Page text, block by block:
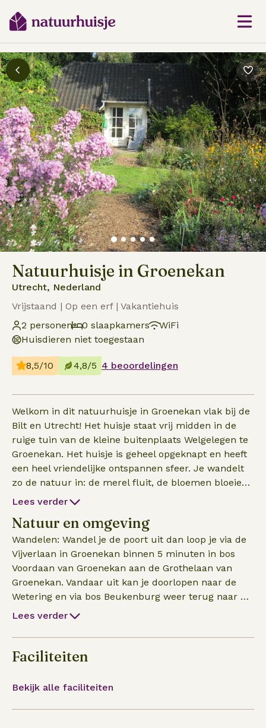
Natuurhuisje in Groenekan
Utrecht, Nederland
Vrijstaand | Op een erf | Vakantiehuis
2 personen
0 slaapkamers
WiFi
Huisdieren niet toegestaan
8,5/10 4,8/5 4 beoordelingen
Welkom in dit natuurhuisje in Groenekan vlak bij de
Bilt en Utrecht! Het huisje staat vrij midden in de
ruige tuin van de kleine buitenplaats Welgelegen te
Groenekan. Het huisje is geheel opgeknapt en heeft
een heel vriendelijke ontspannen sfeer. Je wandelt
zo de natuur in: de merel fluit, de bloemen bloeien
en de bijen zoemen. Welke dieren hoor jij nog meer
ontspanning vanuit dit natuurpareltje. Op sommige
dagen is er een zweethutsessie te boeken of kan je
mee te doen met tuinwerk.
Lees verder
Natuur en omgeving
Wandelen: Wandel je de poort uit dan loop je via de
Vijverlaan in Groenekan binnen 5 minuten in bos
Voordaan van Groenekan aan de Grothelaan van
Groenekan. Vandaar uit kan je doorlopen naar de
Wetering en via bos Beukenburg weer terug naar de
Groenekanseweg. Dit is een wandeling van een
zwemmen in de Maarseveense plassen, naar Zeist
naar Edelsteenwinkel Karbonkel aan de Steynlaan
op de Kromme Rijn in Utrecht-Bunnik, Ekoplaza zit
in de Bilt, grote groene winkel in Zeist
Lees verder
Faciliteiten
Bekijk alle faciliteiten